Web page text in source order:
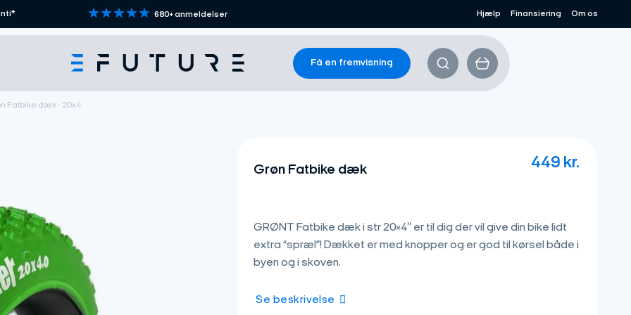
Fatbike dæk - 20x4
680+ anmeldelser Hjælp Finansiering Om os
Få en fremvisning
Grøn Fatbike dæk 449 kr.
GRØNT Fatbike dæk i str 20×4″ er til dig der vil give din bike lidt
extra “spræl”! Dækket er med knopper og er god til kørsel både i
byen og i skoven.
Se beskrivelse